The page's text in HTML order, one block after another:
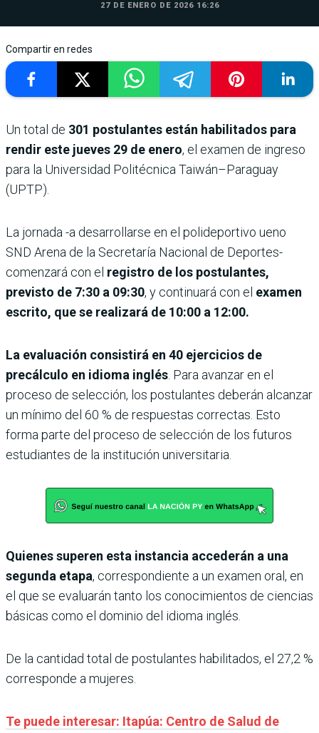
27 DE ENERO DE 2026 16:26
Compartir en redes
Un total de 301 postulantes están habilitados para
rendir este jueves 29 de enero, el examen de ingreso
para la Universidad Politécnica Taiwán–Paraguay
(UPTP).
La jornada -a desarrollarse en el polideportivo ueno
SND Arena de la Secretaría Nacional de Deportes-
comenzará con el registro de los postulantes,
previsto de 7:30 a 09:30, y continuará con el examen
escrito, que se realizará de 10:00 a 12:00.
La evaluación consistirá en 40 ejercicios de
precálculo en idioma inglés . Para avanzar en el
proceso de selección, los postulantes deberán alcanzar
un mínimo del 60 % de respuestas correctas. Esto
forma parte del proceso de selección de los futuros
estudiantes de la institución universitaria.
Quienes superen esta instancia accederán a una
segunda etapa, correspondiente a un examen oral, en
el que se evaluarán tanto los conocimientos de ciencias
básicas como el dominio del idioma inglés.
De la cantidad total de postulantes habilitados, el 27,2 %
corresponde a mujeres.
Te puede interesar: Itapúa: Centro de Salud de